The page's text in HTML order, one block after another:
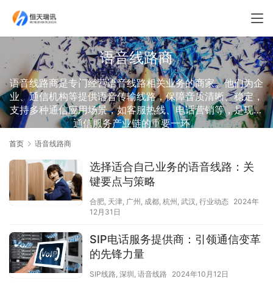
语音线路商
语音线路商是专门经营语音线路相关业务的商家。他们为企
业、通信机构等提供语音传输线路，保障音质清晰、稳定，
支持多种通信应用场景，如客服热线、电话营销等，是现代
通信服务产业链的重要一环。
首页 语音线路商
选择适合自己业务的语音线路：关
键要点与策略
合肥, 天津, 广州 , 成都, 杭州 , 武汉 , 行业动态
2024年
12月31日
SIP电话服务提供商：引领通信变革
的先锋力量
SIP线路, 深圳 , 语音线路 2024年10月12日